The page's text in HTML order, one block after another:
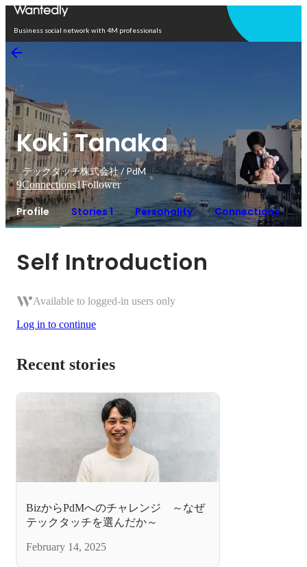
Business social network with 4M professionals
Koki Tanaka
テックタッチ株式会社 / PdM
9Connections1Follower
Profile Stories 1 Personality Connections
Self Introduction
Available to logged-in users only
Log in to continue
Recent stories
BizからPdMへのチャレンジ ～なぜ
テックタッチを選んだか～
February 14, 2025